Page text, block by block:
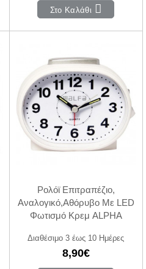
Στο Καλάθι
Ρολόϊ Επιτραπέζιο,
Αναλογικό,Αθόρυβο Με LED
Φωτισμό Κρεμ ALPHA
Διαθέσιμο 3 έως 10 Ημέρες
8,90€